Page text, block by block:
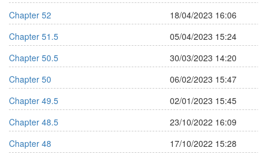
Chapter 52
18/04/2023 16:06
Chapter 51.5
05/04/2023 15:24
Chapter 50.5
30/03/2023 14:20
Chapter 50
06/02/2023 15:47
Chapter 49.5
02/01/2023 15:45
Chapter 48.5
23/10/2022 16:09
Chapter 48
17/10/2022 15:28